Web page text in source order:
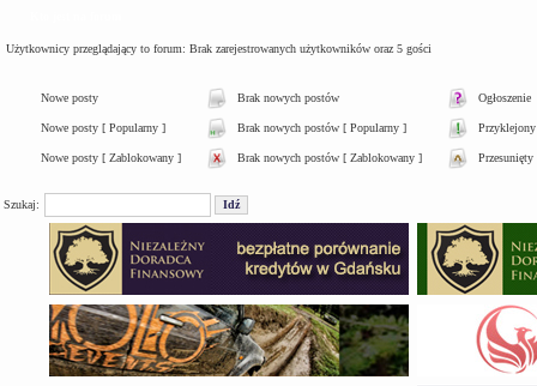
Użytkownicy przeglądający to forum: Brak zarejestrowanych użytkowników oraz 5 gości
Nowe posty Brak nowych postów Ogłoszenie
Nowe posty [ Popularny ] Brak nowych postów [ Popularny ] Przyklejony
Nowe posty [ Zablokowany ] Brak nowych postów [ Zablokowany ] Przesunięty
Szukaj: